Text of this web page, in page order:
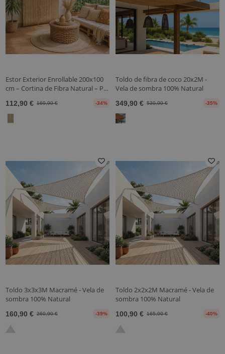
Estor Exterior Enrollable 200x100
cm – Cortina de Fibra Natural – P...
112,90 € 169,90 € -34%
Toldo de fibra de coco 20x2M -
Vela de sombra 100% Natural
349,90 € 530,90 € -35%
Toldo 3x3x3M Macramé - Vela de
sombra 100% Natural
160,90 € 260,90 € -39%
Toldo 2x2x2M Macramé - Vela de
sombra 100% Natural
100,90 € 165,90 € -40%